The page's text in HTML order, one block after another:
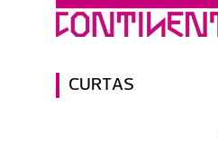
CURTAS